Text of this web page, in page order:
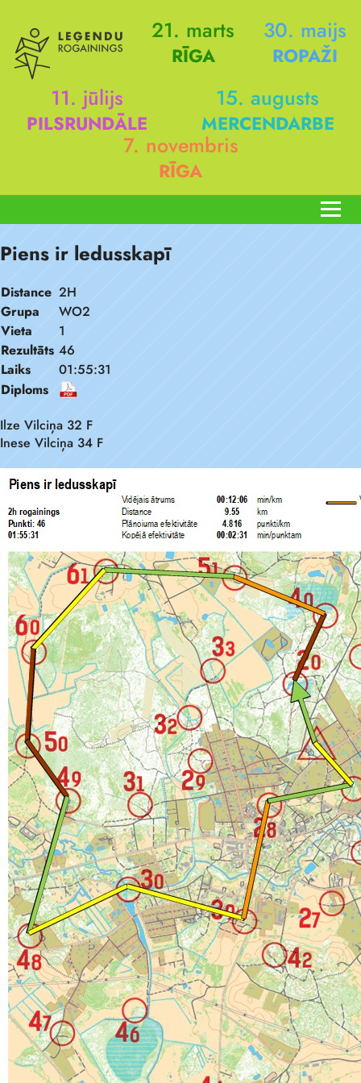
21. marts
RĪGA
30. maijs
ROPAŽI
11. jūlijs
PILSRUNDĀLE
15. augusts
MERCENDARBE
7. novembris
RĪGA
Piens ir ledusskapī
Distance 2H
Grupa
WO2
Vieta
1
Rezultāts 46
Laiks
01:55:31
Diploms
Ilze Vilciņa 32 F
Inese Vilciņa 34 F